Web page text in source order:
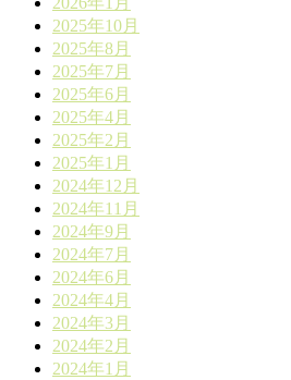
2025年10月
2025年8月
2025年7月
2025年6月
2025年4月
2025年2月
2025年1月
2024年12月
2024年11月
2024年9月
2024年7月
2024年6月
2024年4月
2024年3月
2024年2月
2024年1月